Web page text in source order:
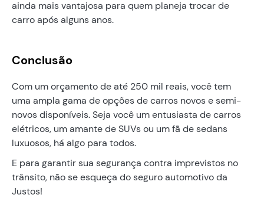
ainda mais vantajosa para quem planeja trocar de
carro após alguns anos.
Conclusão
Com um orçamento de até 250 mil reais, você tem
uma ampla gama de opções de carros novos e semi-
novos disponíveis. Seja você um entusiasta de carros
elétricos, um amante de SUVs ou um fã de sedans
luxuosos, há algo para todos.
E para garantir sua segurança contra imprevistos no
trânsito, não se esqueça do seguro automotivo da
Justos!